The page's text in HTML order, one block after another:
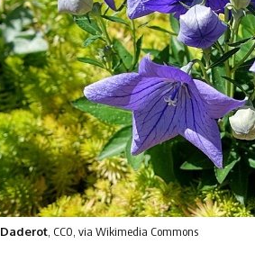
Daderot, CC0, via Wikimedia Commons